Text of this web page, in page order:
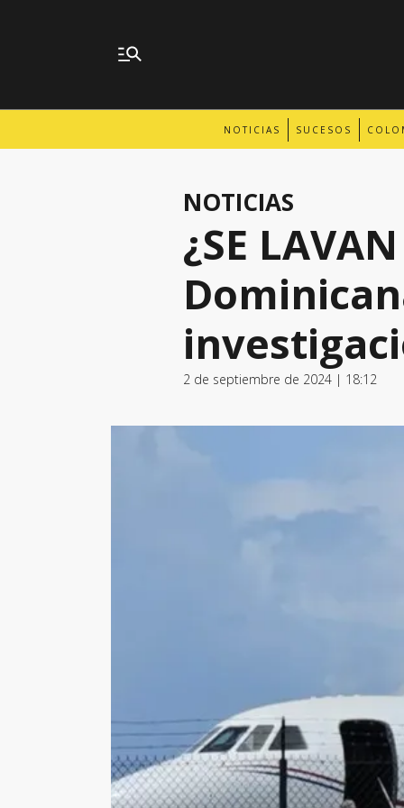
NOTICIAS SUCESOS
NOTICIAS
¿SE
2 de septiembre de 2024 | 18:12